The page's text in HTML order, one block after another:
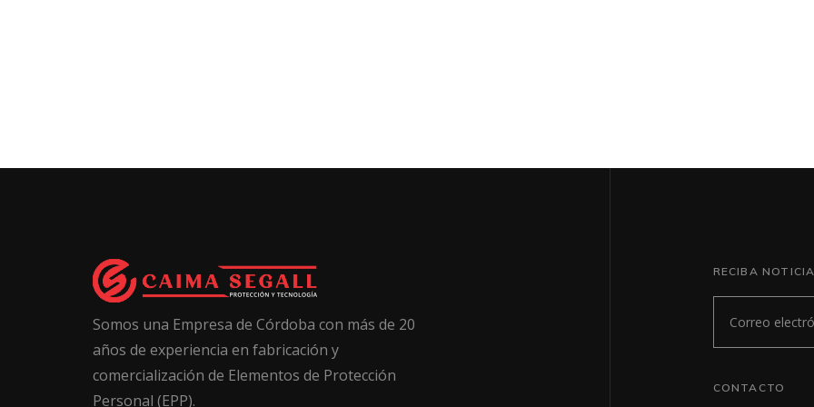
Somos una Empresa de Córdoba con más de 20
años de experiencia en fabricación y
comercialización de Elementos de Protección
Personal (EPP).
RECIBA
CONTACTO